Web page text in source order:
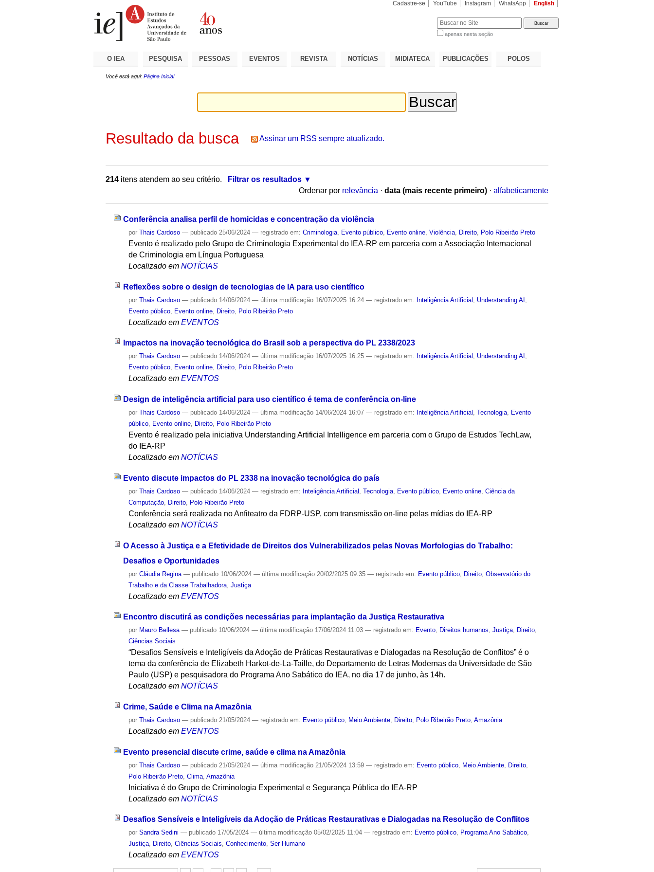
Cadastre-se YouTube Instagram WhatsApp English
apenas nesta seção
O IEA PESQUISA PESSOAS EVENTOS REVISTA NOTÍCIAS MIDIATECA PUBLICAÇÕES POLOS
Você está aqui: Página Inicial
Resultado da busca Assinar um RSS sempre atualizado.
214 itens atendem ao seu critério.
Filtrar os resultados
Ordenar por relevância · data (mais recente primeiro) · alfabeticamente
Conferência analisa perfil de homicidas e concentração da violência
porThais Cardoso — publicado 25/06/2024— registrado em:Criminologia Evento público Evento online ,Violência Direito Polo Ribeirão Preto
Evento é realizado pelo Grupo de Criminologia Experimental do IEA-RP em parceria com a Associação Internacional
de Criminologia em Língua Portuguesa
Localizado em NOTÍCIAS
Reflexões sobre o design de tecnologias de IA para uso científico
porThais Cardoso — publicado 14/06/2024— última modificação 16/07/2025 16:24— registrado em: Inteligência Artificial Understanding AI
Evento público Evento online Direito Polo Ribeirão Preto
Localizado em EVENTOS
Impactos na inovação tecnológica do Brasil sob a perspectiva do PL 2338/2023
porThais Cardoso — publicado 14/06/2024— última modificação 16/07/2025 16:25— registrado em: Inteligência Artificial , Understanding AI ,
Evento público, Evento online, Direito, Polo Ribeirão Preto
Localizado em EVENTOS
Design de inteligência artificial para uso científico é tema de conferência on-line
porThais Cardoso — publicado 14/06/2024— última modificação 14/06/2024 16:07— registrado em: Inteligência Artificial ,Tecnologia, Evento
público, Evento online, Direito, Polo Ribeirão Preto
Evento é realizado pela iniciativa Understanding Artificial Intelligence em parceria com o Grupo de Estudos TechLaw,
do IEA-RP
Localizado em NOTÍCIAS
Evento discute impactos do PL 2338 na inovação tecnológica do país
porThais Cardoso — publicado 14/06/2024— registrado em: Inteligência Artificial ,Tecnologia Evento público Evento online ,Ciência da
Computação
Direito Polo Ribeirão Preto
Conferência será realizada no Anfiteatro da FDRP-USP, com transmissão on-line pelas mídias do IEA-RP
Localizado em NOTÍCIAS
O Acesso à Justiça e a Efetividade de Direitos dos Vulnerabilizados pelas Novas Morfologias do Trabalho:
Desafios e Oportunidades
porCláudia Regina — publicado 10/06/2024— última modificação 20/02/2025 09:35— registrado em: Evento público Direito ,Observatório do
Trabalho e da Classe Trabalhadora ,Justiça
Localizado em EVENTOS
Encontro discutirá as condições necessárias para implantação da Justiça Restaurativa
por Mauro Bellesa — publicado 10/06/2024— última modificação 17/06/2024 11:03— registrado em: Evento, Direitos humanos,Justiça, Direito,
Ciências Sociais
“Desafios Sensíveis e Inteligíveis da Adoção de Práticas Restaurativas e Dialogadas na Resolução de Conflitos” é o
tema da conferência de Elizabeth Harkot-de-La-Taille, do Departamento de Letras Modernas da Universidade de São
Paulo (USP) e pesquisadora do Programa Ano Sabático do IEA, no dia 17 de junho, às 14h.
Localizado em NOTÍCIAS
Crime, Saúde e Clima na Amazônia
porThais Cardoso — publicado 21/05/2024— registrado em: Evento público Meio Ambiente Direito Polo Ribeirão Preto ,Amazônia
Localizado em EVENTOS
Evento presencial discute crime, saúde e clima na Amazônia
porThais Cardoso — publicado 21/05/2024— última modificação 21/05/2024 13:59— registrado em: Evento público Meio Ambiente Direito
Polo Ribeirão Preto ,Clima ,Amazônia
Iniciativa é do Grupo de Criminologia Experimental e Segurança Pública do IEA-RP
Localizado em NOTÍCIAS
Desafios Sensíveis e Inteligíveis da Adoção de Práticas Restaurativas e Dialogadas na Resolução de Conflitos
porSandra Sedini — publicado 17/05/2024— última modificação 05/02/2025 11:04— registrado em: Evento público, Programa Ano Sabático,
Justiça, Direito,Ciências Sociais,Conhecimento,Ser Humano
Localizado em EVENTOS